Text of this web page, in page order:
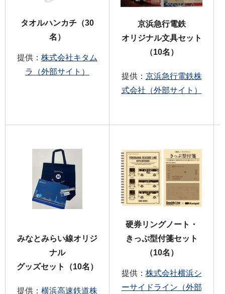
タオルハンカチ（30
名）
提供： 株式会社キタム
ラ（外部サイト）
京浜急行電鉄
オリジナル文具セット
（10名）
提供： 京浜急行電鉄株
式会社（外部サイト）
みなとみらい線オリジ
ナル
グッズセット（10名）
提供： 横浜高速鉄道株
硬券リングノート・
きっぷ型付箋セット
（10名）
提供： 株式会社横浜シ
ーサイドライン（外部